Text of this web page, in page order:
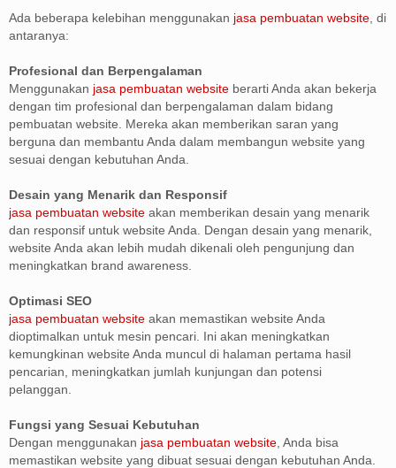
Ada beberapa kelebihan menggunakan jasa pembuatan website , di
antaranya:
Profesional dan Berpengalaman
Menggunakan jasa pembuatan website berarti Anda akan bekerja
dengan tim profesional dan berpengalaman dalam bidang
pembuatan website. Mereka akan memberikan saran yang
berguna dan membantu Anda dalam membangun website yang
sesuai dengan kebutuhan Anda.
Desain yang Menarik dan Responsif
jasa pembuatan website akan memberikan desain yang menarik
dan responsif untuk website Anda. Dengan desain yang menarik,
website Anda akan lebih mudah dikenali oleh pengunjung dan
meningkatkan brand awareness.
Optimasi SEO
jasa pembuatan website akan memastikan website Anda
dioptimalkan untuk mesin pencari. Ini akan meningkatkan
kemungkinan website Anda muncul di halaman pertama hasil
pencarian, meningkatkan jumlah kunjungan dan potensi
pelanggan.
Fungsi yang Sesuai Kebutuhan
Dengan menggunakan jasa pembuatan website , Anda bisa
memastikan website yang dibuat sesuai dengan kebutuhan Anda.